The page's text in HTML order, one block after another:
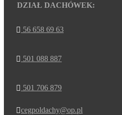
DZIAŁ DACHÓWEK:
 56 658 69 63
 501 088 887
 501 706 879
cegpoldachy@op.pl